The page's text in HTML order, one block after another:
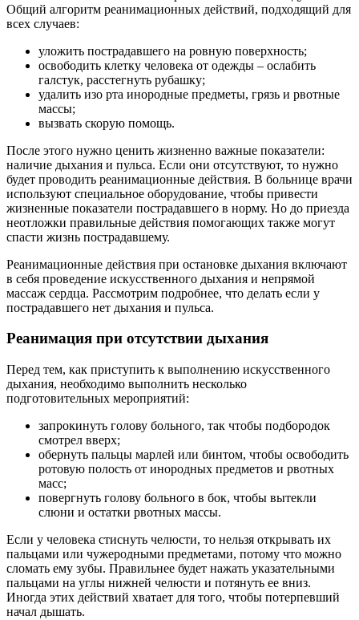
Общий алгоритм реанимационных действий, подходящий для
всех случаев:
уложить пострадавшего на ровную поверхность;
освободить клетку человека от одежды – ослабить
галстук, расстегнуть рубашку;
удалить изо рта инородные предметы, грязь и рвотные
массы;
вызвать скорую помощь.
После этого нужно ценить жизненно важные показатели:
наличие дыхания и пульса. Если они отсутствуют, то нужно
будет проводить реанимационные действия. В больнице врачи
используют специальное оборудование, чтобы привести
жизненные показатели пострадавшего в норму. Но до приезда
неотложки правильные действия помогающих также могут
спасти жизнь пострадавшему.
Реанимационные действия при остановке дыхания включают
в себя проведение искусственного дыхания и непрямой
массаж сердца. Рассмотрим подробнее, что делать если у
пострадавшего нет дыхания и пульса.
Реанимация при отсутствии дыхания
Перед тем, как приступить к выполнению искусственного
дыхания, необходимо выполнить несколько
подготовительных мероприятий:
запрокинуть голову больного, так чтобы подбородок
смотрел вверх;
обернуть пальцы марлей или бинтом, чтобы освободить
ротовую полость от инородных предметов и рвотных
масс;
повергнуть голову больного в бок, чтобы вытекли
слюни и остатки рвотных массы.
Если у человека стиснуть челюсти, то нельзя открывать их
пальцами или чужеродными предметами, потому что можно
сломать ему зубы. Правильнее будет нажать указательными
пальцами на углы нижней челюсти и потянуть ее вниз.
Иногда этих действий хватает для того, чтобы потерпевший
начал дышать.